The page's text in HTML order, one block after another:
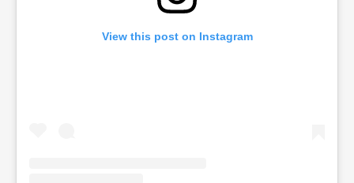
View this post on Instagram